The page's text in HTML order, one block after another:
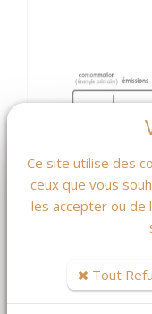
Ce site utilise des
ceux que vous
les accepter ou de
Tout